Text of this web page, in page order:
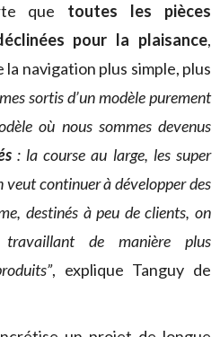
que toutes les pièces
pour la plaisance,
navigation plus simple, plus
sortis d’un modèle purement
où nous sommes devenus
: la course au large, les super
veut continuer à développer des
destinés à peu de clients, on
de manière plus
, explique Tanguy de